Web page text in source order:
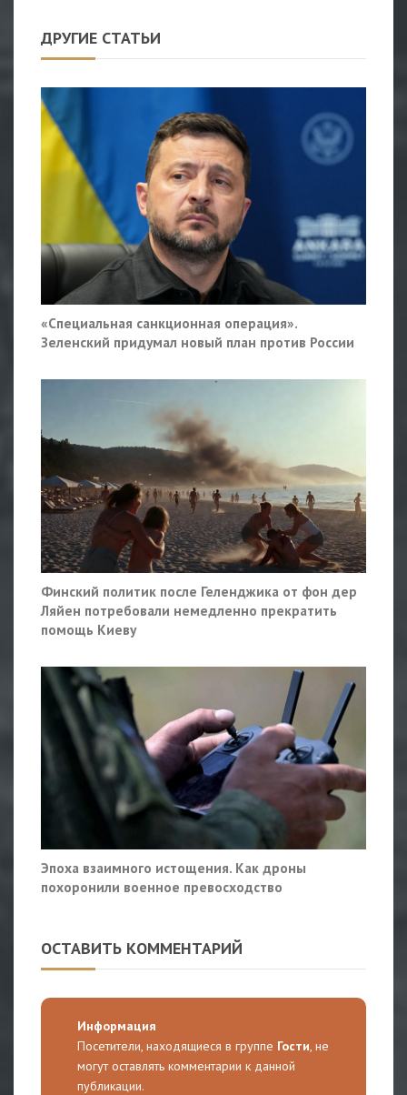
ДРУГИЕ СТАТЬИ
«Специальная санкционная операция».
Зеленский придумал новый план против России
Финский политик после Геленджика от фон дер
Ляйен потребовали немедленно прекратить
помощь Киеву
Эпоха взаимного истощения. Как дроны
похоронили военное превосходство
ОСТАВИТЬ КОММЕНТАРИЙ
Информация
Посетители, находящиеся в группе Гости, не
могут оставлять комментарии к данной
публикации.